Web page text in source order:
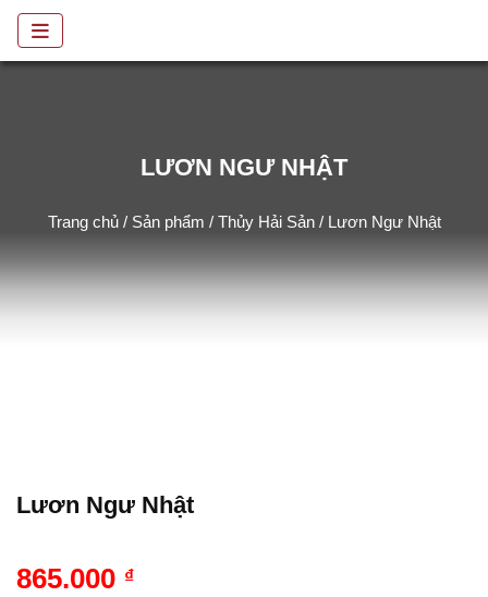
LƯƠN NGƯ NHẬT
Trang chủ/ Sản phẩm / Thủy Hải Sản/ Lươn Ngư Nhật
Lươn Ngư Nhật
865.000 ₫